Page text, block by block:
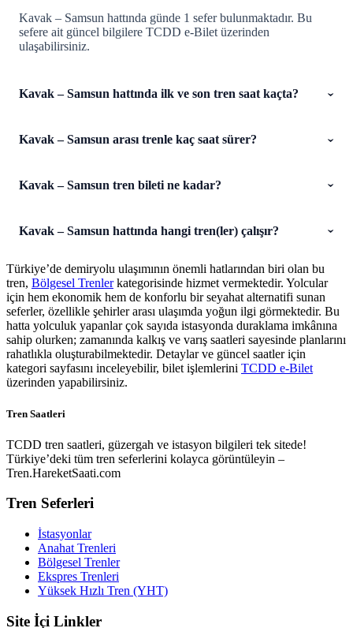
Kavak – Samsun hattında günde 1 sefer bulunmaktadır. Bu
sefere ait güncel bilgilere TCDD e-Bilet üzerinden
ulaşabilirsiniz.
Kavak – Samsun hattında ilk ve son tren saat kaçta?
Kavak – Samsun arası trenle kaç saat sürer?
Kavak – Samsun tren bileti ne kadar?
Kavak – Samsun hattında hangi tren(ler) çalışır?
Türkiye’de demiryolu ulaşımının önemli hatlarından biri olan bu
tren, Bölgesel Trenlerkategorisinde hizmet vermektedir. Yolcular
için hem ekonomik hem de konforlu bir seyahat alternatifi sunan
seferler, özellikle şehirler arası ulaşımda yoğun ilgi görmektedir. Bu
hatta yolculuk yapanlar çok sayıda istasyonda duraklama imkânına
sahip olurken; zamanında kalkış ve varış saatleri sayesinde planlarını
rahatlıkla oluşturabilmektedir. Detaylar ve güncel saatler için
kategori sayfasını inceleyebilir, bilet işlemlerini TCDD e-Bilet
üzerinden yapabilirsiniz.
Tren Saatleri
TCDD tren saatleri, güzergah ve istasyon bilgileri tek sitede!
Türkiye’deki tüm tren seferlerini kolayca görüntüleyin –
Tren.HareketSaati.com
Tren Seferleri
İstasyonlar
Anahat Trenleri
Bölgesel Trenler
Ekspres Trenleri
Yüksek Hızlı Tren (YHT)
Site İçi Linkler